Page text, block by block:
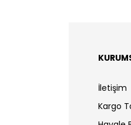
İletişim
Kargo